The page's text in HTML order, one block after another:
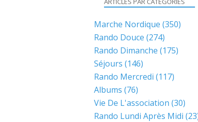
Marche Nordique (350)
Rando Douce (274)
Rando Dimanche (175)
Séjours (146)
Rando Mercredi (117)
Albums (76)
Vie De L'association (30)
Rando Lundi Après Midi